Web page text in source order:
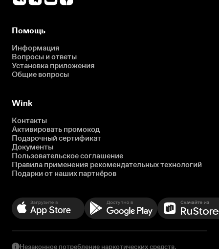
Помощь
Информация
Вопросы и ответы
Установка приложения
Общие вопросы
Wink
Контакты
Активировать промокод
Подарочный сертификат
Документы
Пользовательское соглашение
Правила применения рекомендательных технологий
Подарки от наших партнёров
Незаконное потребление наркотических средств,